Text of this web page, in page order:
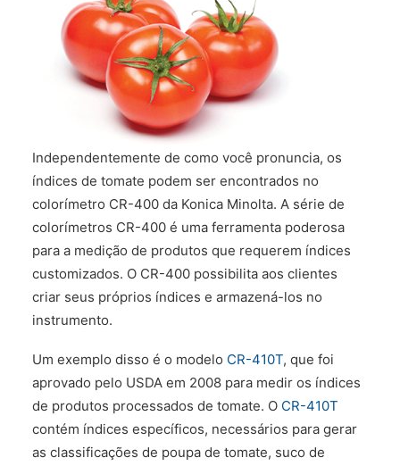
INDÚSTRIA
RECURSOS
FALE CONOSCO
Independentemente de como você pronuncia, os
índices de tomate podem ser encontrados no
colorímetro CR-400 da Konica Minolta. A série de
colorímetros CR-400 é uma ferramenta poderosa
para a medição de produtos que requerem índices
customizados. O CR-400 possibilita aos clientes
criar seus próprios índices e armazená-los no
instrumento.
Um exemplo disso é o modelo CR-410T, que foi
aprovado pelo USDA em 2008 para medir os índices
de produtos processados de tomate. O CR-410T
contém índices específicos, necessários para gerar
as classificações de poupa de tomate, suco de